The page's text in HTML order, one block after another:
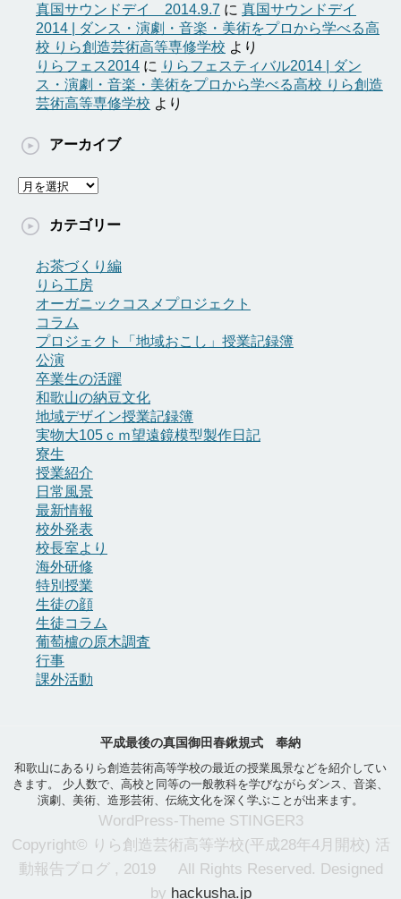
真国サウンドデイ 2014.9.7 に 真国サウンドデイ
2014 | ダンス・演劇・音楽・美術をプロから学べる高
校 りら創造芸術高等専修学校 より
りらフェス2014 に りらフェスティバル2014 | ダン
ス・演劇・音楽・美術をプロから学べる高校 りら創造
芸術高等専修学校 より
アーカイブ
ア
カ
カテゴリー
お茶づくり編
りら工房
オーガニックコスメプロジェクト
コラム
プロジェクト「地域おこし」授業記録簿
公演
卒業生の活躍
和歌山の納豆文化
地域デザイン授業記録簿
実物大105ｃｍ望遠鏡模型製作日記
寮生
授業紹介
日常風景
最新情報
校外発表
校長室より
海外研修
特別授業
生徒の顔
生徒コラム
葡萄櫨の原木調査
行事
課外活動
平成最後の真国御田春鍬規式 奉納
和歌山にあるりら創造芸術高等学校の最近の授業風景などを紹介してい
きます。 少人数で、高校と同等の一般教科を学びながらダンス、音楽、
演劇、美術、造形芸術、伝統文化を深く学ぶことが出来ます。
WordPress-Theme STINGER3
Copyright© りら創造芸術高等学校(平成28年4月開校) 活
動報告ブログ , 2019 All Rights Reserved. Designed
by hackusha.jp